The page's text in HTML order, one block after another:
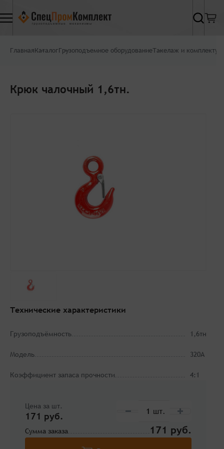
Найти
ГлавнаяКаталогГрузоподъемное оборудованиеТакелаж и
Крюк чалочный 1,6тн.
Технические характеристики
Грузоподъёмность 1,6тн
Модель 320А
Коэффициент запаса прочности 4:1
Цена за шт.
171 руб.
Сумма заказа 171